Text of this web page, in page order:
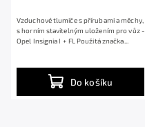
Do košíku
​Vzduchové tlumiče s přírubami a měchy,
s horním stavitelným uložením pro vůz -
Opel Insignia I + FL ​Použitá značka...